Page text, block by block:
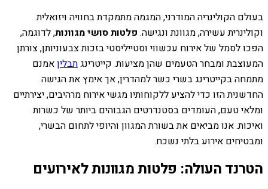
בעולם הקולינריה המודרני, המגמה מתמקדת בחוויה ויזואלית
וקולינרית עשירה, מגוונת ונגישה. פלטות סושי מגוונות, לדוגמה,
הפכו לסמל של אירוח עכשווי וסטייליסטי בזכות צבעוניותן, צורתן
המעוצבת ומבחר הטעמים שהן מציעות. קייטרינגתבליןאמנם
מתמחה בקייטרינג בשרי כשר למהדרין, אך אימץ את הגישה
החדשנית הזו כדי להציע ללקוחותיו מגשי אירוח מרהיבים, יצירתיים
ומלאי טעם, העומדים בסטנדרטים הגבוהים ביותר של כשרות
ואיכות. אנו מביאים את בשורת המגוון והיופי לתחום הבשרי,
ומבטיחים אירוע בלתי נשכח.
הטרנד העולה: פלטות מגוונות לאירועים